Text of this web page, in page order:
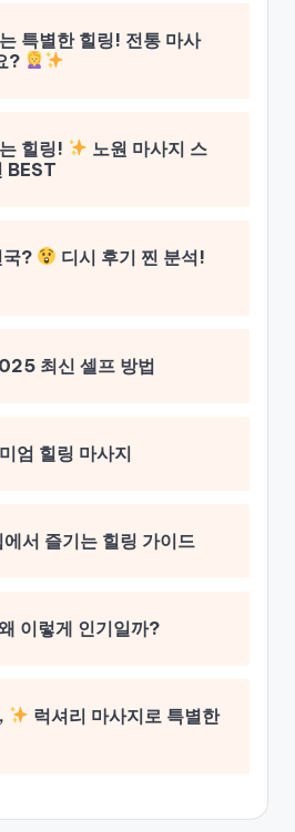
특별한 힐링! 전통 마사
?
힐링!
노원 마사지 스
BEST
국?
디시 후기 찐 분석!
최신 셀프 방법
엄 힐링 마사지
서 즐기는 힐링 가이드
이렇게 인기일까?
럭셔리 마사지로 특별한